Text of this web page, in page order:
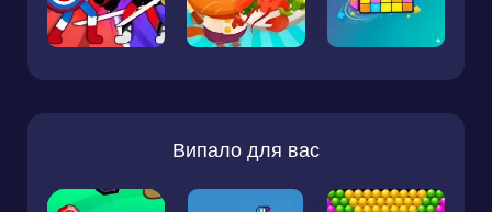
Випало для вас